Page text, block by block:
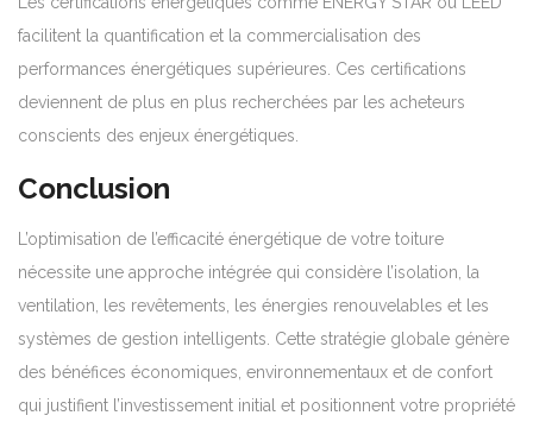
facilitent la quantification et la commercialisation des
performances énergétiques supérieures. Ces certifications
deviennent de plus en plus recherchées par les acheteurs
conscients des enjeux énergétiques.
Conclusion
L’optimisation de l’efficacité énergétique de votre toiture
nécessite une approche intégrée qui considère l’isolation, la
ventilation, les revêtements, les énergies renouvelables et les
systèmes de gestion intelligents. Cette stratégie globale génère
des bénéfices économiques, environnementaux et de confort
qui justifient l’investissement initial et positionnent votre propriété